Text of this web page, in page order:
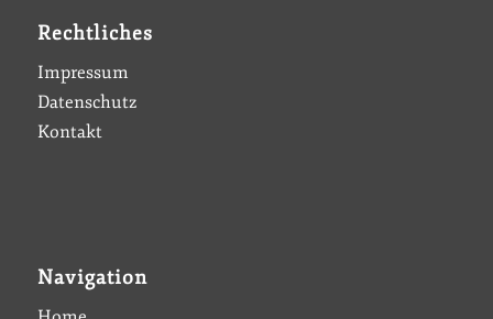
Rechtliches
Impressum
Datenschutz
Kontakt
Navigation